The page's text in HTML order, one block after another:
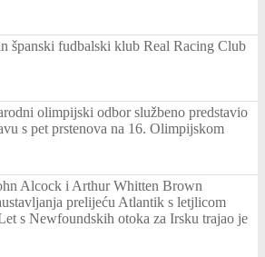
španski fudbalski klub Real Racing Club
olimpijski odbor službeno predstavio
s pet prstenova na 16. Olimpijskom
Alcock i Arthur Whitten Brown
prelijeću Atlantik s letjlicom
s Newfoundskih otoka za Irsku trajao je